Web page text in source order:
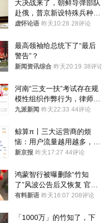
大决战来了，朝鲜导弹部队
赴俄，普京新设特殊兵种，
76岁老将扛旗
虚怀论语 昨天10:28 28评论
最高领袖给总统下了“最后
警告”？
新闻资讯综合 昨天20:19 38评论
河南“三支一扶”考试存在规
模性组织作弊行为，律师：
涉嫌非法获取国家秘密罪等
九派新闻 昨天22:33 44评论
鲸算π丨三大运营商的烦
恼：用户流量越用越多，收
入却越来越少
新京报 昨天17:27 44评论
鸿蒙智行被曝删除“竹知
了”风波公告后又恢复 官媒
曾力挺：劝华为要大度的，
有料新语 昨天16:07 208评论
「1000万」的竹知了，下